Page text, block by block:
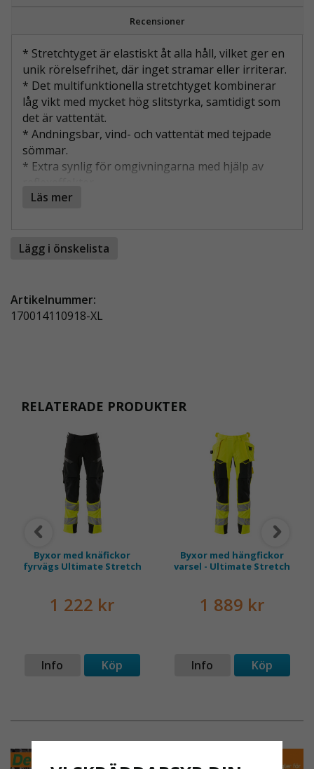
Recensioner
* Stretchtyget är elastiskt åt alla håll, vilket ger en
unik rörelsefrihet, där inget stramar eller irriterar.
* Det multifunktionella stretchtyget kombinerar
låg vikt med mycket hög slitstyrka, samtidigt som
det är vattentät.
* Andningsbar, vind- och vattentät med tejpade
sömmar.
* Extra synlig för omgivningarna med hjälp av
* Godkänt enligt EN 343 – certifierat skydd mot
Läs mer
Lägg i önskelista
Artikelnummer:
170014110918-XL
RELATERADE PRODUKTER
Byxor med knäfickor
fyrvägs Ultimate Stretch
1 222 kr
Info Köp
Byxor med hängfickor
varsel - Ultimate Stretch
1 889 kr
Info Köp